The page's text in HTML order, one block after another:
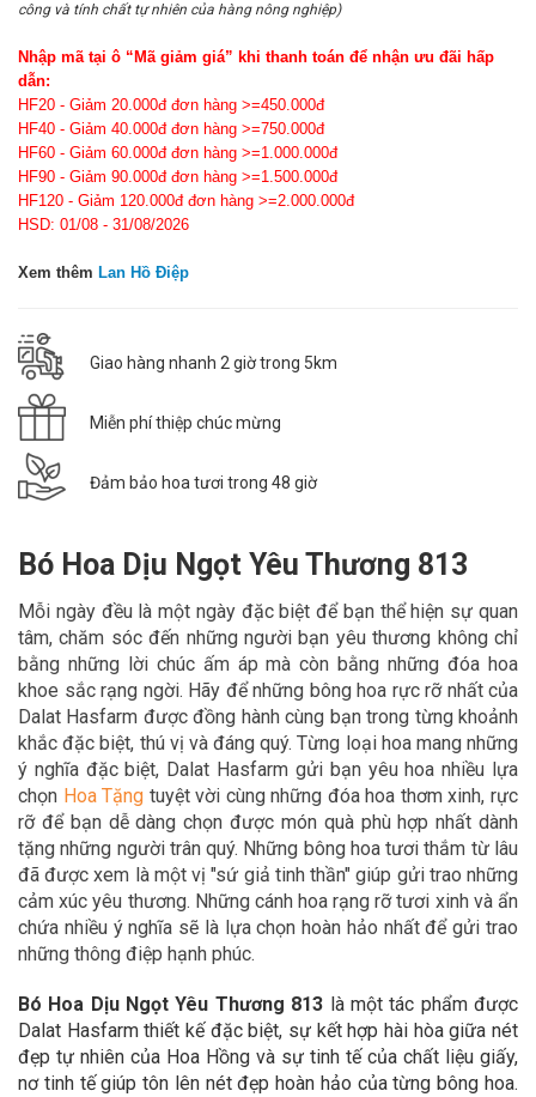
công và tính chất tự nhiên của hàng nông nghiệp)
Nhập mã tại ô “Mã giảm giá” khi thanh toán để nhận ưu đãi hấp
dẫn:
HF20 - Giảm 20.000đ đơn hàng >=450.000đ
HF40 - Giảm 40.000đ đơn hàng >=750.000đ
HF60 - Giảm 60.000đ đơn hàng >=1.000.000đ
HF90 - Giảm 90.000đ đơn hàng >=1.500.000đ
HF120 - Giảm 120.000đ đơn hàng >=2.000.000đ
HSD: 01/08 - 31/08/2026
Xem thêm Lan Hồ Điệp
Giao hàng nhanh 2 giờ trong 5km
Miễn phí thiệp chúc mừng
Đảm bảo hoa tươi trong 48 giờ
Bó Hoa Dịu Ngọt Yêu Thương 813
Mỗi ngày đều là một ngày đặc biệt để bạn thể hiện sự quan
tâm, chăm sóc đến những người bạn yêu thương không chỉ
bằng những lời chúc ấm áp mà còn bằng những đóa hoa
khoe sắc rạng ngời. Hãy đểnhững bông hoa rực rỡ nhất của
Dalat Hasfarm được đồng hành cùng bạn trong từng khoảnh
khắc đặc biệt, thú vị và đáng quý. Từng loại hoa mang những
ý nghĩa đặc biệt, Dalat Hasfarm gửi bạn yêu hoa nhiều lựa
chọn Hoa Tặng tuyệt vời cùng những đóa hoa thơm xinh, rực
rỡ để bạn dễ dàng chọn được món quà phù hợp nhất dành
tặng những người trân quý. Những bông hoa tươi thắm từ lâu
đã được xem là một vị "sứ giả tinh thần" giúp gửi trao những
cảm xúc yêu thương. Những cánh hoa rạng rỡ tươi xinh và ẩn
chứa nhiều ý nghĩa sẽ là lựa chọn hoàn hảo nhất để gửi trao
những thông điệp hạnh phúc.
Bó Hoa Dịu Ngọt Yêu Thương 813 là một tác phẩm được
Dalat Hasfarm thiết kế đặc biệt, sự kết hợp hài hòa giữa nét
đẹp tự nhiên của Hoa Hồng và sự tinh tế của chất liệu giấy,
nơ tinh tế giúp tôn lên nét đẹp hoàn hảo của từng bông hoa.